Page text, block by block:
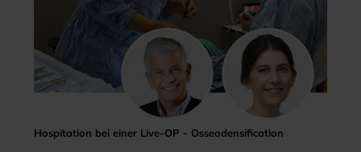
Hospitation bei einer Live-OP - Osseodensification